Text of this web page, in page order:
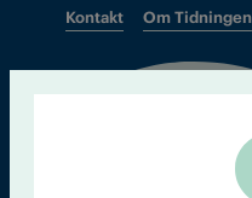
Kontakt Om Tidningen